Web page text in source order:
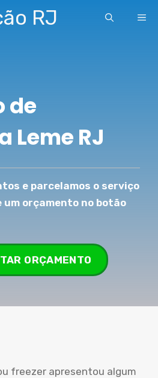
RJ
de
Leme RJ
e parcelamos o serviço
orçamento no botão
ORÇAMENTO
freezer apresentou algum